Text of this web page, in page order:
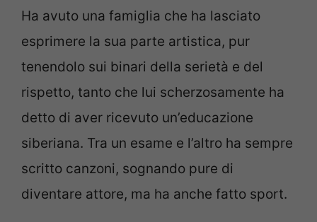
Ha avuto una famiglia che ha lasciato
esprimere la sua parte artistica, pur
tenendolo sui binari della serietà e del
rispetto, tanto che lui scherzosamente ha
detto di aver ricevuto un’educazione
siberiana. Tra un esame e l’altro ha sempre
scritto canzoni, sognando pure di
diventare attore, ma ha anche fatto sport.